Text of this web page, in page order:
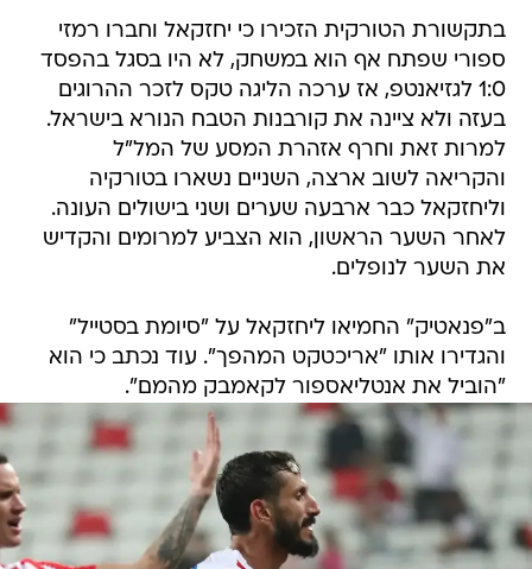
בתקשורת הטורקית הזכירו כי יחזקאל וחברו רמזי
ספורי שפתח אף הוא במשחק, לא היו בסגל בהפסד
1:0 לגזיאנטפ, אז ערכה הליגה טקס לזכר ההרוגים
בעזה ולא ציינה את קורבנות הטבח הנורא בישראל.
למרות זאת וחרף אזהרת המסע של המל"ל
והקריאה לשוב ארצה, השניים נשארו בטורקיה
וליחזקאל כבר ארבעה שערים ושני בישולים העונה.
לאחר השער הראשון, הוא הצביע למרומים והקדיש
את השער לנופלים.
ב"פנאטיק" החמיאו ליחזקאל על "סיומת בסטייל"
והגדירו אותו "אריכטקט המהפך". עוד נכתב כי הוא
"הוביל את אנטליאספור לקאמבק מהמם".